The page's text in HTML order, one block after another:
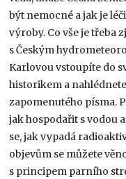
být nemocné a jak je
výroby. Co vše je třeba
s Českým
Karlovou vstoupíte do
historikem a
zapomenutého písma.
jak hospodařit s vodou
se, jak vypadá
objevům se můžete
s principem parního